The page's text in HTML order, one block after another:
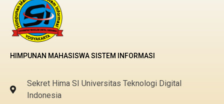
HIMPUNAN MAHASISWA SISTEM INFORMASI
Sekret Hima SI Universitas Teknologi Digital
Indonesia